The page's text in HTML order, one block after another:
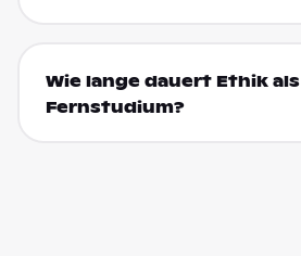
Wie lange dauert Ethik als
Fernstudium?